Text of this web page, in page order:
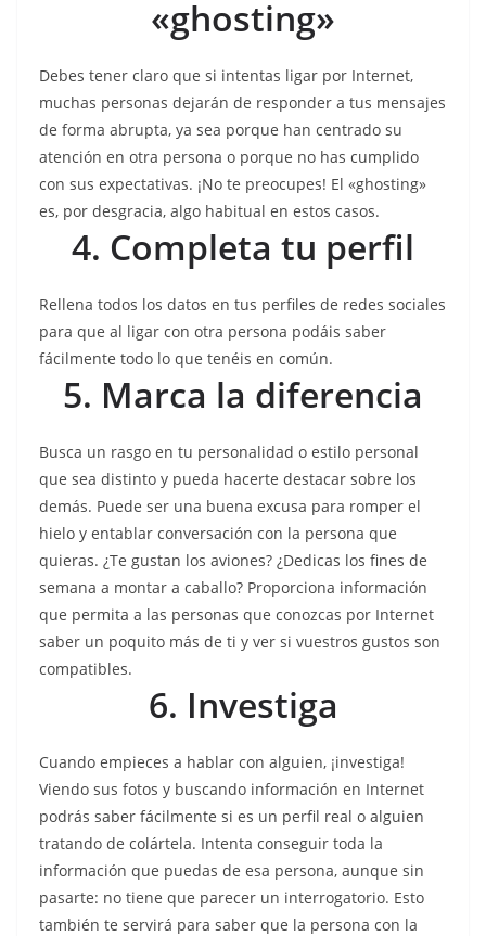
«ghosting»
Debes tener claro que si intentas ligar por Internet,
muchas personas dejarán de responder a tus mensajes
de forma abrupta, ya sea porque han centrado su
atención en otra persona o porque no has cumplido
con sus expectativas. ¡No te preocupes! El «ghosting»
es, por desgracia, algo habitual en estos casos.
4. Completa tu perfil
Rellena todos los datos en tus perfiles de redes sociales
para que al ligar con otra persona podáis saber
fácilmente todo lo que tenéis en común.
5. Marca la diferencia
Busca un rasgo en tu personalidad o estilo personal
que sea distinto y pueda hacerte destacar sobre los
demás. Puede ser una buena excusa para romper el
hielo y entablar conversación con la persona que
quieras. ¿Te gustan los aviones? ¿Dedicas los fines de
semana a montar a caballo? Proporciona información
que permita a las personas que conozcas por Internet
saber un poquito más de ti y ver si vuestros gustos son
compatibles.
6. Investiga
Cuando empieces a hablar con alguien, ¡investiga!
Viendo sus fotos y buscando información en Internet
podrás saber fácilmente si es un perfil real o alguien
tratando de colártela. Intenta conseguir toda la
información que puedas de esa persona, aunque sin
pasarte: no tiene que parecer un interrogatorio. Esto
también te servirá para saber que la persona con la